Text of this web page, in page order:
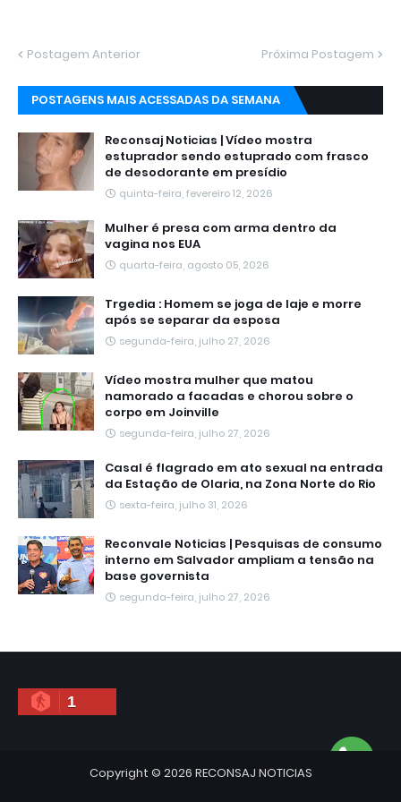
Postagem Anterior Próxima Postagem
POSTAGENS MAIS ACESSADAS DA SEMANA
Reconsaj Noticias | Vídeo mostra
estuprador sendo estuprado com frasco
de desodorante em presídio
quinta-feira, fevereiro 12, 2026
Mulher é presa com arma dentro da
vagina nos EUA
quarta-feira, agosto 05, 2026
Trgedia : Homem se joga de laje e morre
após se separar da esposa
segunda-feira, julho 27, 2026
Vídeo mostra mulher que matou
namorado a facadas e chorou sobre o
corpo em Joinville
segunda-feira, julho 27, 2026
Casal é flagrado em ato sexual na entrada
da Estação de Olaria, na Zona Norte do Rio
sexta-feira, julho 31, 2026
Reconvale Noticias | Pesquisas de consumo
interno em Salvador ampliam a tensão na
base governista
segunda-feira, julho 27, 2026
1
Copyright © 2026 RECONSAJ NOTICIAS